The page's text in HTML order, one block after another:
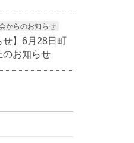
からのお知らせ
せ】6月28日町
のお知らせ